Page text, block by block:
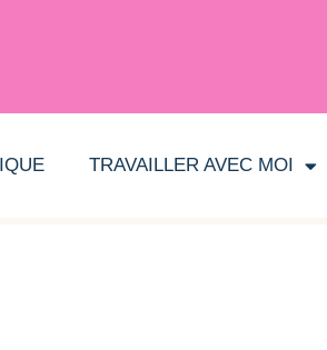
TRAVAILLER AVEC MOI